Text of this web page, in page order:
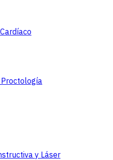
y Láser